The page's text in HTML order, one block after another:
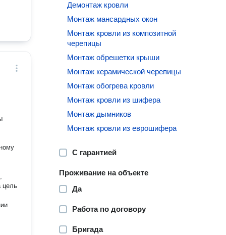
цель
Демонтаж кровли
Монтаж мансардных окон
Монтаж кровли из композитной
черепицы
Монтаж обрешетки крыши
Монтаж керамической черепицы
Монтаж обогрева кровли
Монтаж кровли из шифера
Монтаж дымников
Монтаж кровли из еврошифера
С гарантией
Проживание на объекте
Да
Работа по договору
Бригада